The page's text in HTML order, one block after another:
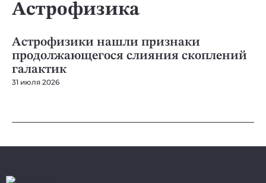
Астрофизика
Астрофизики нашли признаки
продолжающегося слияния скоплений
галактик
31 июля 2026